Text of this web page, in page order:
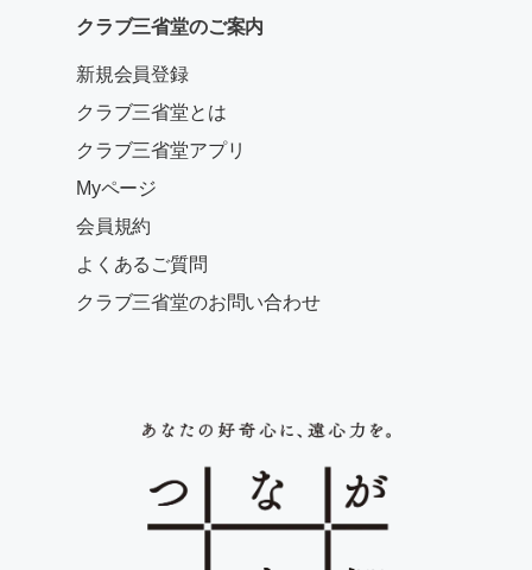
クラブ三省堂のご案内
新規会員登録
クラブ三省堂とは
クラブ三省堂アプリ
Myページ
会員規約
よくあるご質問
クラブ三省堂のお問い合わせ